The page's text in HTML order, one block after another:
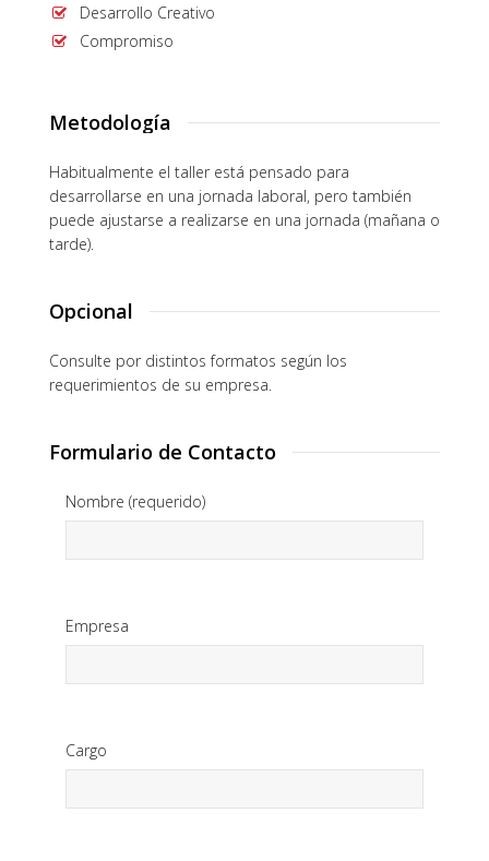
Desarrollo Creativo
Compromiso
Metodología
Habitualmente el taller está pensado para
desarrollarse en una jornada laboral, pero también
puede ajustarse a realizarse en una jornada (mañana o
tarde).
Opcional
Consulte por distintos formatos según los
requerimientos de su empresa.
Formulario de Contacto
Nombre (requerido)
Empresa
Cargo